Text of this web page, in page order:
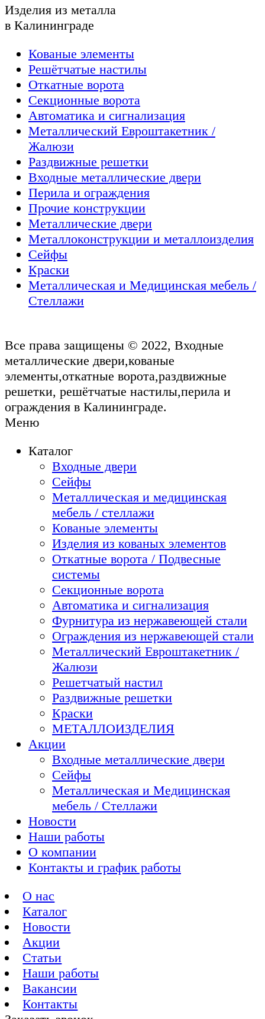
Изделия из металла
в Калининграде
Кованые элементы
Решётчатые настилы
Откатные ворота
Секционные ворота
Автоматика и сигнализация
Металлический Евроштакетник /
Жалюзи
Раздвижные решетки
Входные металлические двери
Перила и ограждения
Прочие конструкции
Металлические двери
Металлоконструкции и металлоизделия
Сейфы
Краски
Металлическая и Медицинская мебель /
Стеллажи
Все права защищены © 2022, Входные
металлические двери,кованые
элементы,откатные ворота,раздвижные
решетки, решётчатые настилы,перила и
ограждения в Калининграде.
Меню
Каталог
Входные двери
Сейфы
Металлическая и медицинская
мебель / стеллажи
Кованые элементы
Изделия из кованых элементов
Откатные ворота / Подвесные
системы
Секционные ворота
Автоматика и сигнализация
Фурнитура из нержавеющей стали
Ограждения из нержавеющей стали
Металлический Евроштакетник /
Жалюзи
Решетчатый настил
Раздвижные решетки
Краски
МЕТАЛЛОИЗДЕЛИЯ
Акции
Входные металлические двери
Сейфы
Металлическая и Медицинская
мебель / Стеллажи
Новости
Наши работы
О компании
Контакты и график работы
О нас
Каталог
Новости
Акции
Статьи
Наши работы
Вакансии
Контакты